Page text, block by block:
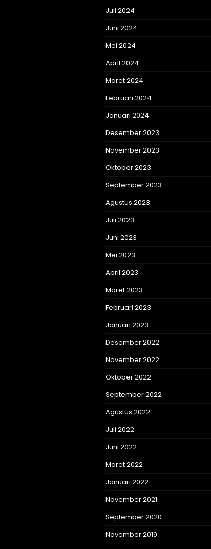
Juli 2024
Juni 2024
Mei 2024
April 2024
Maret 2024
Februari 2024
Januari 2024
Desember 2023
November 2023
Oktober 2023
September 2023
Agustus 2023
Juli 2023
Juni 2023
Mei 2023
April 2023
Maret 2023
Februari 2023
Januari 2023
Desember 2022
November 2022
Oktober 2022
September 2022
Agustus 2022
Juli 2022
Juni 2022
Maret 2022
Januari 2022
November 2021
September 2020
November 2019